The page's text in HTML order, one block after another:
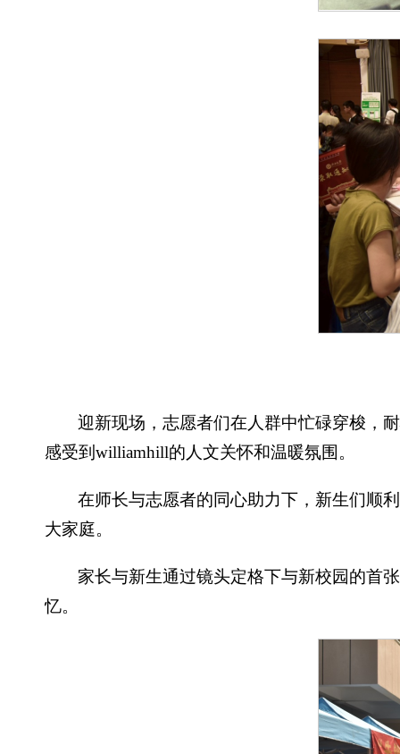
迎新现场，志愿者们在人群中忙碌穿梭，
感受到williamhill的人文关怀和温暖氛围。
在师长与志愿者的同心助力下，新生们顺
大家庭。
家长与新生通过镜头定格下与新校园的首
忆。